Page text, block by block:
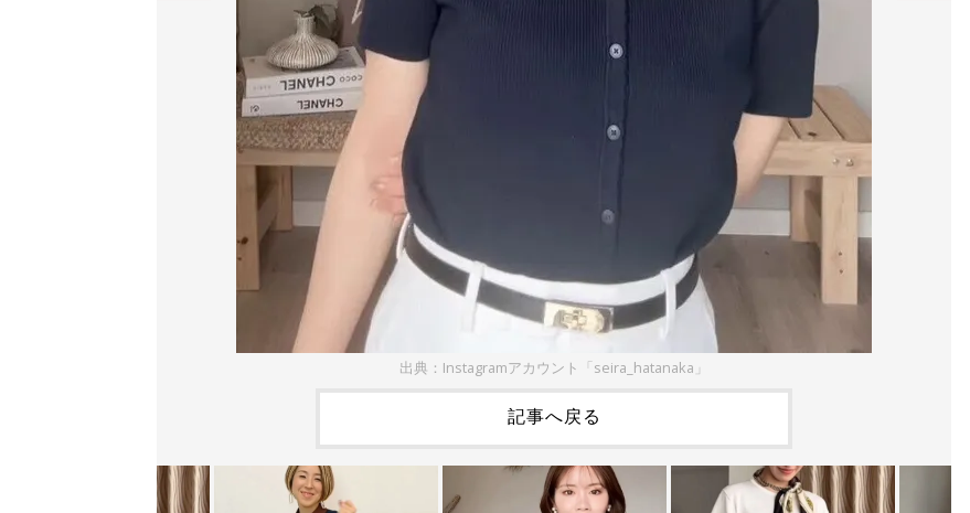
出典：Instagramアカウント「seira_hatanaka」
記事へ戻る